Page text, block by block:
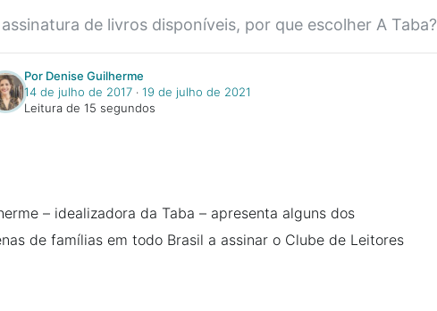
de livros disponíveis, por que escolher A Taba?
Por Denise Guilherme
14 de julho de 2017 ‧ 19 de julho de 2021
Leitura de 15 segundos
– idealizadora da Taba – apresenta alguns dos
de famílias em todo Brasil a assinar o Clube de Leitores